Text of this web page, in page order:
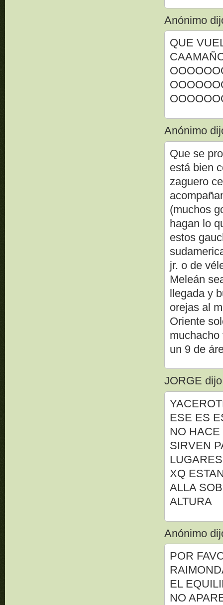
Anónimo
QUE
Anónimo
Que se
está bien
zaguero
(muchos
hagan lo
estos
jr. o de
Meleán
llegada y
orejas al
Oriente
un 9 de
JORGE
ESE ES
NO
SIRVEN
XQ
ALLA
ALTURA
Anónimo
POR
EL
NO